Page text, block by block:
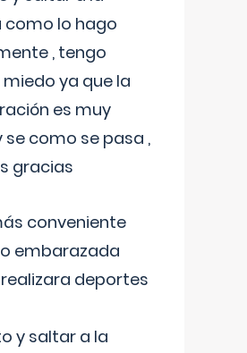
lo hago
, tengo
ya que la
es muy
se como se pasa ,
gracias
conveniente
embarazada
deportes
y saltar a la